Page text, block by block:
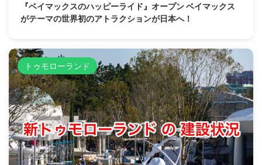
『ベイマックスのハッピーライド』オープン ベイマックス
がテーマの世界初のアトラクションが日本へ！
トゥモローランド